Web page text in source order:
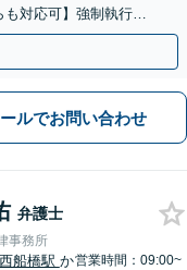
対応可】強制執行に
ルでお問い合わせ
弁護士
事務所
西船橋駅 か営業時間：09:00~